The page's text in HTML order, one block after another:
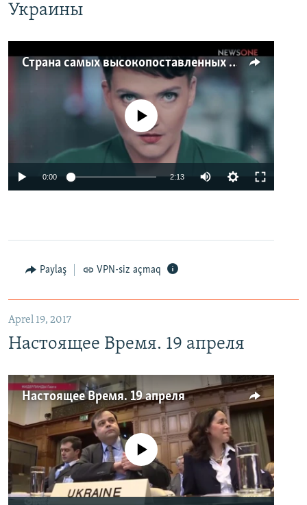
Украины
Страна самых высокопоставленных телеведущих. Почему политики захватили телеэфир Украины
No media source currently available
0:00 2:13
Paylaş VPN-siz açmaq
Aprel 19, 2017
Настоящее Время. 19 апреля
Настоящее Время. 19 апреля
No media source currently available